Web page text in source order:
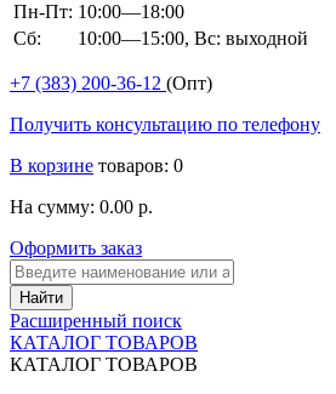
Пн-Пт: 10:00—18:00
Сб:
10:00—15:00, Вс: выходной
+7 (383) 200-36-12 (Опт)
Получить консультацию по телефону
В корзине товаров: 0
На сумму: 0.00 р.
Оформить заказ
Расширенный поиск
КАТАЛОГ ТОВАРОВ
КАТАЛОГ ТОВАРОВ